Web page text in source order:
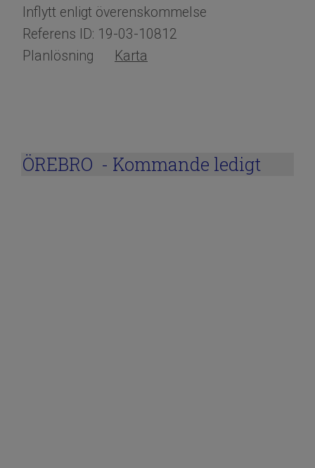
Inflytt enligt överenskommelse
Referens ID: 19-03-10812
Planlösning
Karta
ÖREBRO - Kommande ledigt